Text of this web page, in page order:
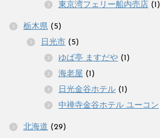
東京湾フェリー船内売店 (1)
栃木県 (5)
日光市 (5)
ゆば亭 ますだや (1)
海老屋 (1)
日光金谷ホテル (1)
中禅寺金谷ホテル ユーコン
北海道 (29)